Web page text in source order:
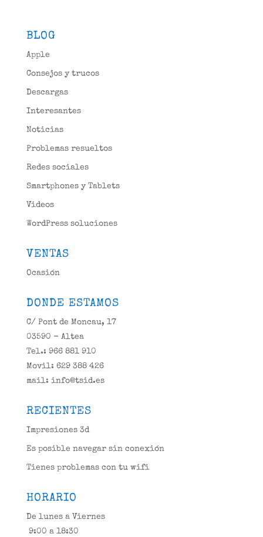
BLOG
Apple
Consejos y trucos
Descargas
Interesantes
Noticias
Problemas resueltos
Redes sociales
Smartphones y Tablets
Videos
WordPress soluciones
VENTAS
Ocasión
DONDE ESTAMOS
C/ Pont de Moncau, 17
03590 - Altea
Tel.: 966 881 910
Movil: 629 388 426
mail: info@tsid.es
RECIENTES
Impresiones 3d
Es posible navegar sin conexión
Tienes problemas con tu wifi
HORARIO
De lunes a Viernes
9:00 a 18:30